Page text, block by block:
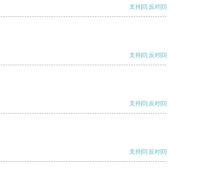
支持[0] 反对[0]
支持[0] 反对[0]
支持[0] 反对[0]
支持[0] 反对[0]